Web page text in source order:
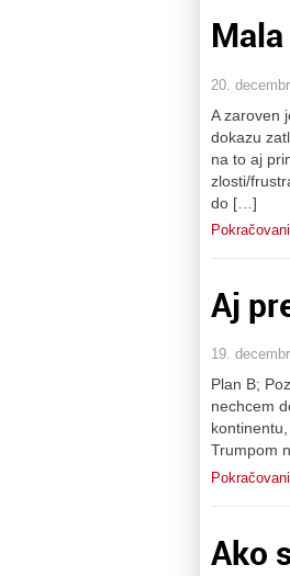
20.
A zaroven
dokazu
na to aj
zlosti/
do […]
Aj
19.
Plan B;
nechcem
Trumpom
Ako